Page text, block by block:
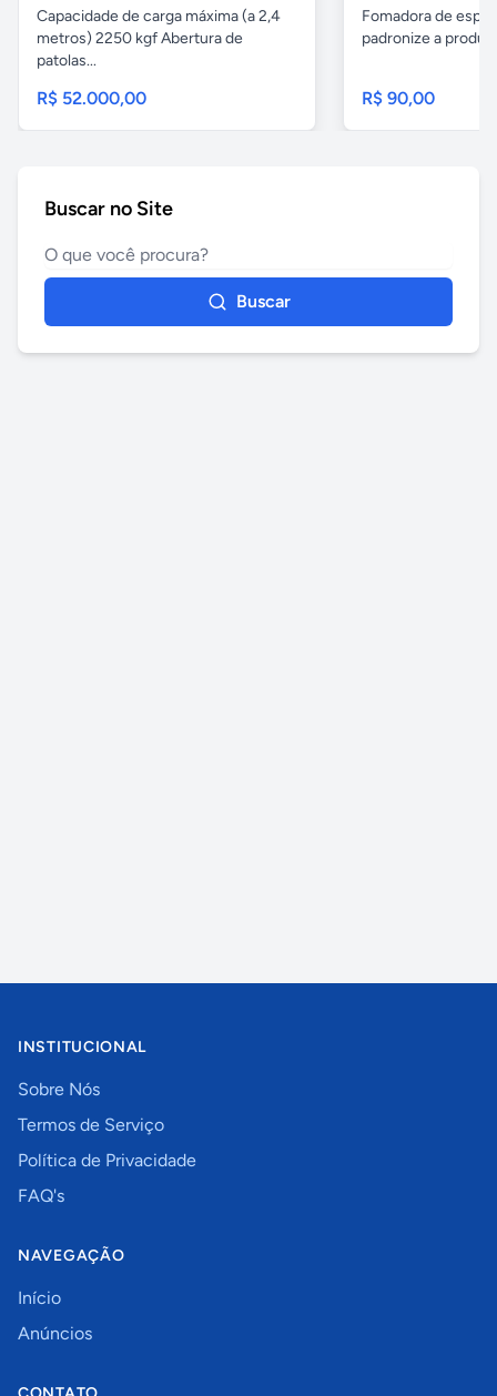
Capacidade de carga máxima (a 2,4
metros) 2250 kgf Abertura de
patolas...
R$ 52.000,00
Fomadora de
padronize a
R$ 90,00
Buscar no Site
Buscar
INSTITUCIONAL
Sobre Nós
Termos de Serviço
Política de Privacidade
FAQ's
NAVEGAÇÃO
Início
Anúncios